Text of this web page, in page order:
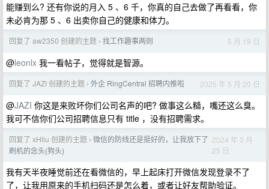
能赚到么? 还有你说的月入 5 、6 千，你真的自己去做了再看看，你
未必肯为那 5 、6 出卖你自己的健康和体力。
回复了 aw2350 创建的主题 › 找工作趣事两则 5 月 19 日
@leonlx 我一看帖子，觉得就是智源。
回复了 JAZI 创建的主题 › 外企 RingCentral 招聘内推啦 2025 年 5 月 20 日
@JAZI 你这是来败坏你们公司名声的吧? 做事这么糙，嘴还这么臭。
我可不信你们公司招聘信息只有 title ，没有招聘需求。
回复了 xHliu 创建的主题 › 微信的防线还是挺好的，让我放下了
刷机的念头(狗头)
2024 年 3 月
25 日
我有天半夜睡觉前还在看微信的，早上起床打开微信发现登录不了
了，让我用原来的手机扫码还是怎么着，或者让好友帮助验证。